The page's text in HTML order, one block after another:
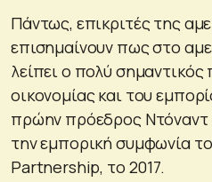
Πάντως, επικριτές της
επισημαίνουν πως στο
λείπει ο πολύ
οικονομίας και του
πρώην πρόεδρος
την εμπορική συμφωνία
Partnership, το 2017.